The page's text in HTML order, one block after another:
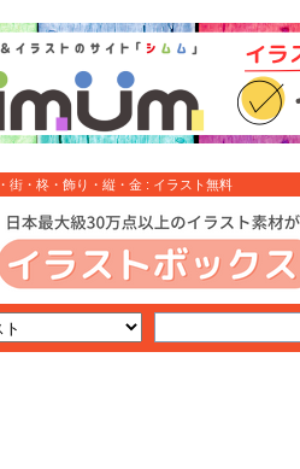
街・柊・飾り・縦・金 : イラスト無料